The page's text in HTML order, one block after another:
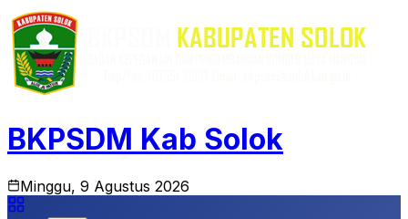
BKPSDM Kab Solok
Minggu, 9 Agustus 2026